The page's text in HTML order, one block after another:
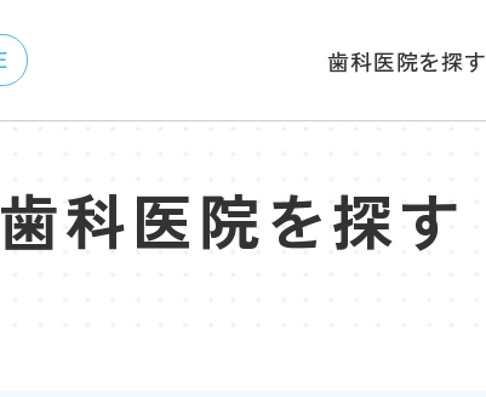
歯科医院を探す
歯科医院を探す